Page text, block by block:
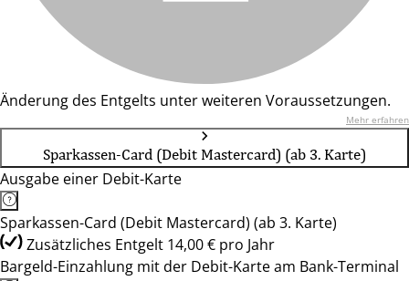
Änderung des Entgelts unter weiteren Voraussetzungen.
Mehr erfahren
Sparkassen-Card (Debit Mastercard) (ab 3. Karte)
Ausgabe einer Debit-Karte
Sparkassen-Card (Debit Mastercard) (ab 3. Karte)
Zusätzliches Entgelt 14,00 € pro Jahr
Bargeld-Einzahlung mit der Debit-Karte am Bank-Terminal